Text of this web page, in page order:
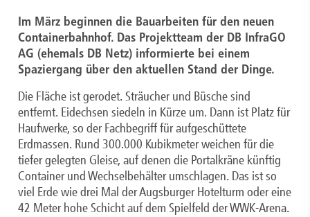
Im März beginnen die Bauarbeiten für den neuen
Containerbahnhof. Das Projektteam der DB InfraGO
AG (ehemals DB Netz) informierte bei einem
Spaziergang über den aktuellen Stand der Dinge.
Die Fläche ist gerodet. Sträucher und Büsche sind
entfernt. Eidechsen siedeln in Kürze um. Dann ist Platz für
Haufwerke, so der Fachbegriff für aufgeschüttete
Erdmassen. Rund 300.000 Kubikmeter weichen für die
tiefer gelegten Gleise, auf denen die Portalkräne künftig
Container und Wechselbehälter umschlagen. Das ist so
viel Erde wie drei Mal der Augsburger Hotelturm oder eine
42 Meter hohe Schicht auf dem Spielfeld der WWK-Arena.